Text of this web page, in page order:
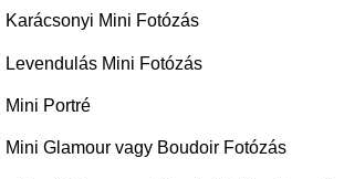
Karácsonyi Mini Fotózás
Levendulás Mini Fotózás
Mini Portré
Mini Glamour vagy Boudoir Fotózás